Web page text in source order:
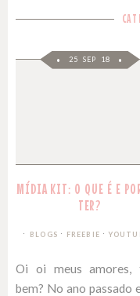
25 SEP 18
MÍDIA KIT: O QUE É E
TER?
BLOGS ∙ FREEBIE ∙
Oi oi meus amores,
bem? No ano passado